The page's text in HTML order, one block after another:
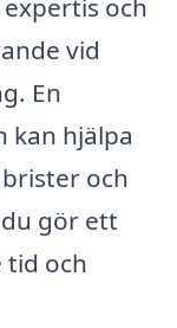
och
vid
En
kan hjälpa
och
gör ett
tid och